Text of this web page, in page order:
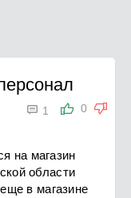
0
 1
на магазин
области
в магазине